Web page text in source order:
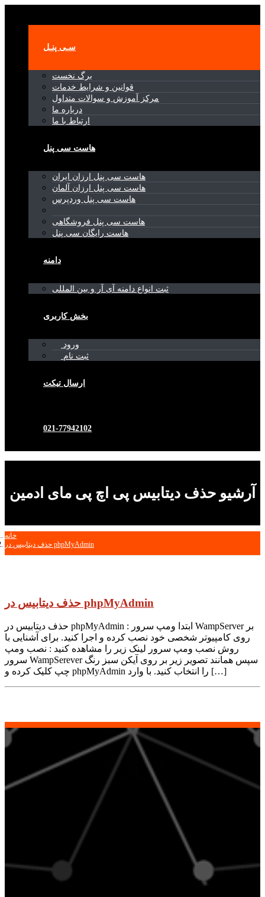
سـی پنـل
برگ نخست
قوانین و شرایط خدمات
مرکز آموزش و سوالات متداول
درباره ما
ارتباط با ما
هاست سی پنل
هاست سی پنل ارزان ایران
هاست سی پنل ارزان آلمان
هاست سی پنل وردپرس
هاست سی پنل فروشگاهی
هاست رایگان سی پنل
دامنه
ثبت انواع دامنه آی آر و بین المللی
بخش کاربری
ورود
ثبت نام
ارسال تیکت
021-77942102
آرشیو حذف دیتابیس پی اچ پی مای ادمین
خانه
حذف دیتابیس در phpMyAdmin
حذف دیتابیس در phpMyAdmin
حذف دیتابیس در phpMyAdmin : ابتدا ومپ سرور WampServer بر
روی کامپیوتر شخصی خود نصب کرده و اجرا کنید. برای آشنایی با
روش نصب ومپ سرور لینک زیر را مشاهده کنید : نصب ومپ
سرور WampSerever سپس همانند تصویر زیر بر روی آیکن سبز رنگ
چپ کلیک کرده و phpMyAdmin را انتخاب کنید. با وارد […]